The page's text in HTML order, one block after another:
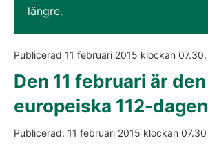
längre.
Publicerad 11 februari 2015 klockan 07.30.
Den 11 februari är den
europeiska 112-dagen
Publicerad: 11 februari 2015 klockan 07.30